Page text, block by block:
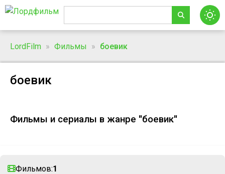
LordFilm » Фильмы » боевик
боевик
Фильмы и сериалы в жанре "боевик"
Фильмов:1